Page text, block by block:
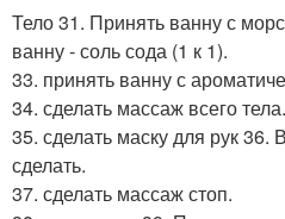
Тело 31. Принять ванну с
ванну - соль сода (1 к 1).
33. принять ванну с
34. сделать массаж всего тела.
35. сделать маску для рук 36.
сделать.
37. сделать массаж стоп.